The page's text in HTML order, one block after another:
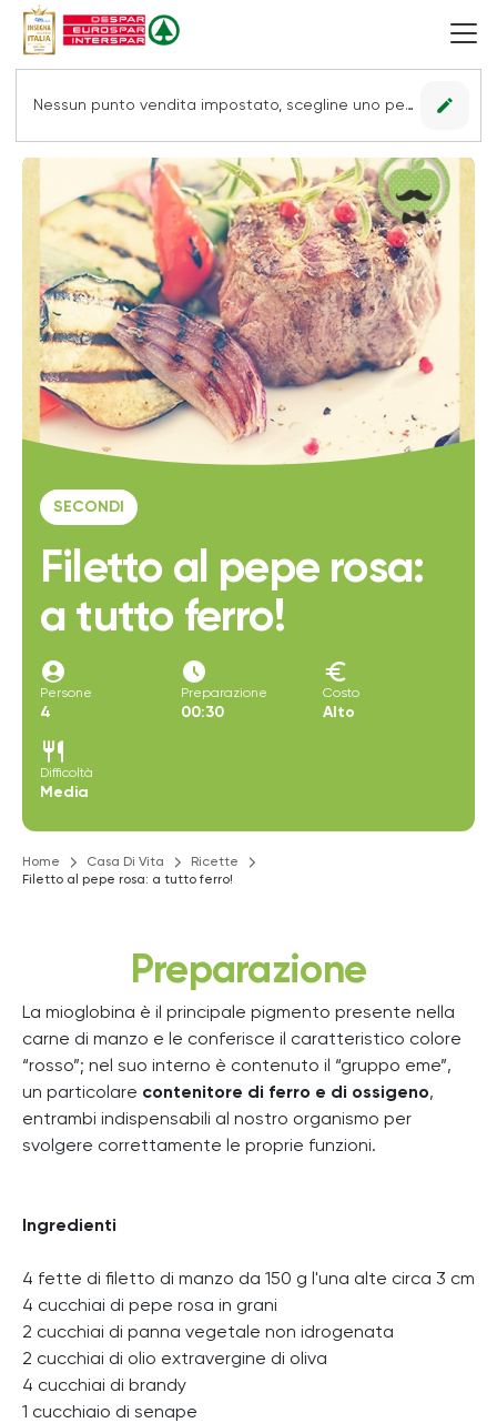
Nessun punto vendita impostato, scegline uno per vedere le offerte. edit
SECONDI
Filetto al pepe rosa:
a tutto ferro!
account_circle
Persone
4
access_time_filled
Preparazione
00:30
euro
Costo
Alto
restaurant
Difficoltà
Media
Home Casa Di Vita
Ricette
Filetto al pepe rosa: a tutto ferro!
Preparazione
La mioglobina è il principale pigmento presente nella
carne di manzo e le conferisce il caratteristico colore
“rosso”; nel suo interno è contenuto il “gruppo eme”,
un particolare contenitore di ferro e di ossigeno,
entrambi indispensabili al nostro organismo per
svolgere correttamente le proprie funzioni.
Ingredienti
4 fette di filetto di manzo da 150 g l'una alte circa 3 cm
4 cucchiai di pepe rosa in grani
2 cucchiai di panna vegetale non idrogenata
2 cucchiai di olio extravergine di oliva
4 cucchiai di brandy
1 cucchiaio di senape